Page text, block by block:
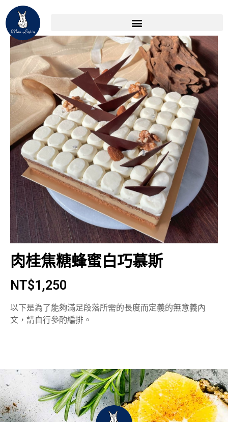
肉桂焦糖蜂蜜白巧慕斯
NT$1,250
以下是為了能夠滿足段落所需的長度而定義的無意義內
文，請自行參酌編排。